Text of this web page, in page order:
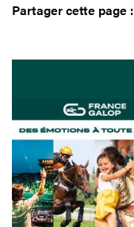
Partager cette page :